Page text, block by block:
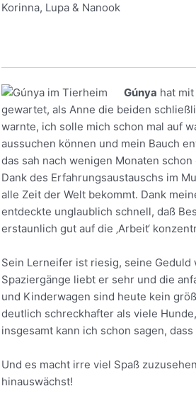
Korinna, Lupa & Nanook
Gúnya hat
gewartet, als Anne die beiden
warnte, ich solle mich schon mal auf
aussuchen können und mein Bauch
das sah nach wenigen Monaten schon
Dank des Erfahrungsaustauschs im
alle Zeit der Welt bekommt. Dank
entdeckte unglaublich schnell, daß
erstaunlich gut auf die ‚Arbeit‘
Sein Lerneifer ist riesig, seine
Spaziergänge liebt er sehr und die
und Kinderwagen sind heute kein
deutlich schreckhafter als viele
insgesamt kann ich schon sagen,
Und es macht irre viel Spaß
hinauswächst!